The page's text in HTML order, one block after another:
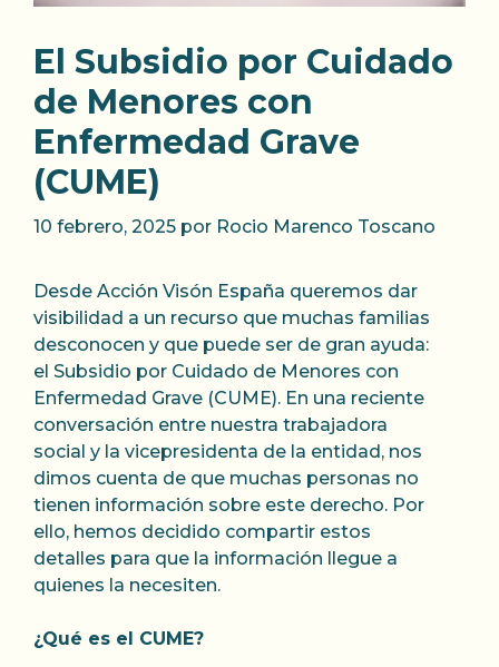
El Subsidio por Cuidado
de Menores con
Enfermedad Grave
(CUME)
10 febrero, 2025 por Rocio Marenco Toscano
Desde Acción Visón España queremos dar
visibilidad a un recurso que muchas familias
desconocen y que puede ser de gran ayuda:
el Subsidio por Cuidado de Menores con
Enfermedad Grave (CUME). En una reciente
conversación entre nuestra trabajadora
social y la vicepresidenta de la entidad, nos
dimos cuenta de que muchas personas no
tienen información sobre este derecho. Por
ello, hemos decidido compartir estos
detalles para que la información llegue a
quienes la necesiten.
¿Qué es el CUME?